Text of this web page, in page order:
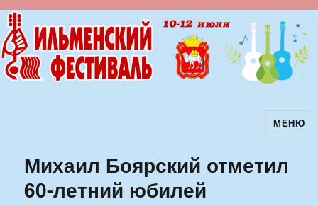
Ильменский фестиваль авторскойМЕНЮ
Михаил Боярский отметил
60-летний юбилей